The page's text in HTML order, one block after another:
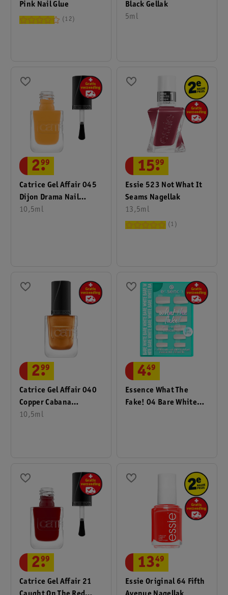
Pink Nail Glue
12
Black Gellak
5ml
Catrice Gel Affair 045
Dijon Drama Nail
Lacquer
10,5ml
2.
99
Essie 523 Not What It
Seams Nagellak
13,5ml
15.
99
1
Catrice Gel Affair 040
Copper Cabana
Nagellak
10,5ml
2.
99
Essence What The
Fake! 04 Bare White
4.
49
Catrice Gel Affair 21
2.
99
Essie Original 64 Fifth
13.
49